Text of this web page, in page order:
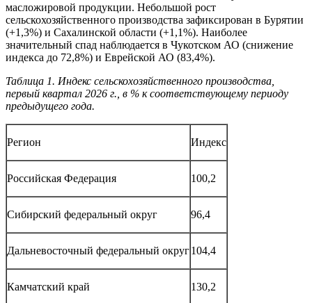
масложировой продукции. Небольшой рост
сельскохозяйственного производства зафиксирован в Бурятии
(+1,3%) и Сахалинской области (+1,1%). Наиболее
значительный спад наблюдается в Чукотском АО (снижение
индекса до 72,8%) и Еврейской АО (83,4%).
Таблица 1. Индекс сельскохозяйственного производства,
первый квартал 2026 г., в % к соответствующему периоду
предыдущего года.
Регион Индекс
Российская Федерация 100,2
Сибирский федеральный округ 96,4
Дальневосточный федеральный округ104,4
Камчатский край 130,2